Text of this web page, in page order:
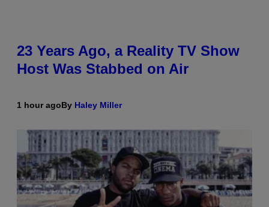
23 Years Ago, a Reality TV Show
Host Was Stabbed on Air
1 hour agoBy Haley Miller